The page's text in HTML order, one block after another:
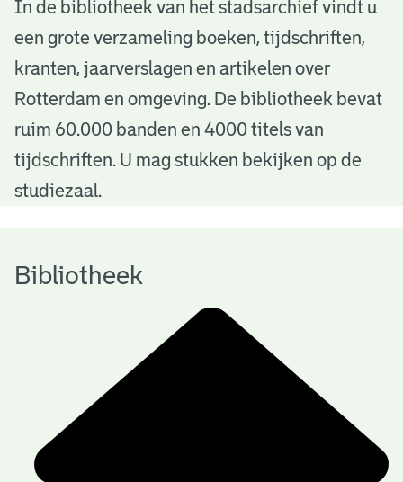
B
b
o
h
In de bibliotheek van het stadsarchief vindt u
een grote verzameling boeken, tijdschriften,
kranten, jaarverslagen en artikelen over
Rotterdam en omgeving. De bibliotheek bevat
ruim 60.000 banden en 4000 titels van
tijdschriften. U mag stukken bekijken op de
studiezaal.
Bibliotheek